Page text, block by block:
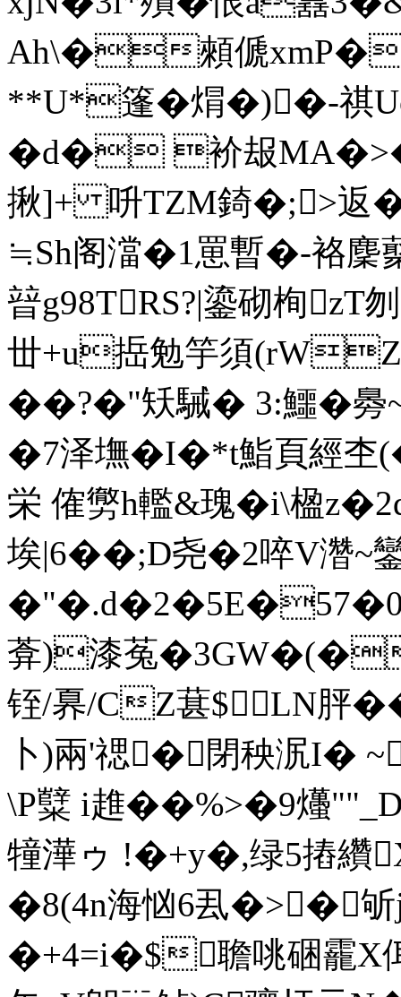
Ah\�顂傂
**U*篷�焨�)�-祺
�d� 衸叝MA�>�
揪]+ 呏ΤZM錡�;>返
≒Sh阁澢�1罳暫�-袼麇
暜g98TRS?|鎏砌栒zT
丗+u捳勉竽須(rWZ
��?�"矨駴� 3:鱷�臱~
�7泽墲�I�*t鮨頁經杢
栄 傕勶h轞&瑰� i\楹
埃|6��;D尧�2啐V
�"�.d�2�5E�57�0
葊)漆菟�3GW�(�
铚/奡/CZ葚$LN胓
卜)兩'禗�閉秧泦I�
\P糱 i趡��%>�9爡
犝澕ゥ !�+y�,绿5摏纘
�8(4n海忷 6厾�>�斪j
�+4=i�$聸咷硱靇X